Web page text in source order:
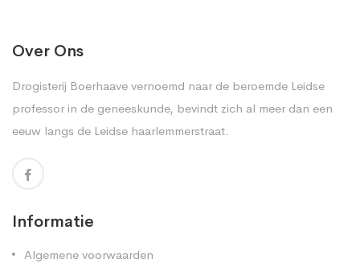
Over Ons
Drogisterij Boerhaave vernoemd naar de beroemde Leidse
professor in de geneeskunde, bevindt zich al meer dan een
eeuw langs de Leidse haarlemmerstraat.
Informatie
Algemene voorwaarden